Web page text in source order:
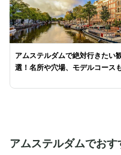
アムステルダムで絶対行きた
選！名所や穴場、モデルコース
アムステルダムでお